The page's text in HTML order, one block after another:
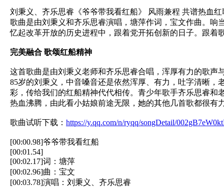
刘秉义、齐乐思睿《爷爷带我看红船》 风雨兼程 共谱热血红
歌曲是由刘秉义和齐乐思睿演唱，塘萍作词，宝文作曲。
忆起改革开放的历史进程中，跟着党开拓创新的日子。跟
完美融合 歌颂红船精神
这首歌曲是由刘秉义老师和齐乐思睿合唱，浑厚有力的歌
85岁的刘秉义，中音嗓音还是依然浑厚、有力，吐字清晰
彩，传给我们的红船精神代代相传。青少年歌手齐乐思睿
热血沸腾，由此看小姑娘前途无限，她的其他几首歌都很有
歌曲试听下载： https://y.qq.com/n/ryqq/songDetail/
[00:00.98]爷爷带我看红船
[00:01.54]
[00:02.17]词：塘萍
[00:02.96]曲：宝文
[00:03.78]演唱：刘秉义、齐乐思睿